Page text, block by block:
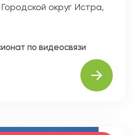
округ Истра,
по видеосвязи